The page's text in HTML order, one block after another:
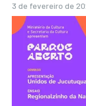
3 de fevereiro de